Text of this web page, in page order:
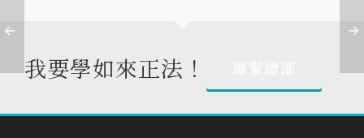
我要學如來正法！